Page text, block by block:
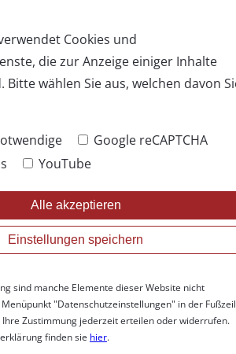
Cookies und
die zur Anzeige einiger Inhalte
Bitte wählen Sie aus, welchen davon
Google reCAPTCHA
YouTube
Alle akzeptieren
Einstellungen speichern
sind manche Elemente dieser Website nicht
"Datenschutzeinstellungen" in der
Ihre Zustimmung jederzeit erteilen oder widerrufen.
finden sie hier.
um das Formular zu
Sie zu, dass der Anbieter dieser
Daten zur Beantwortung der
verwendet wird.
Zustimmen